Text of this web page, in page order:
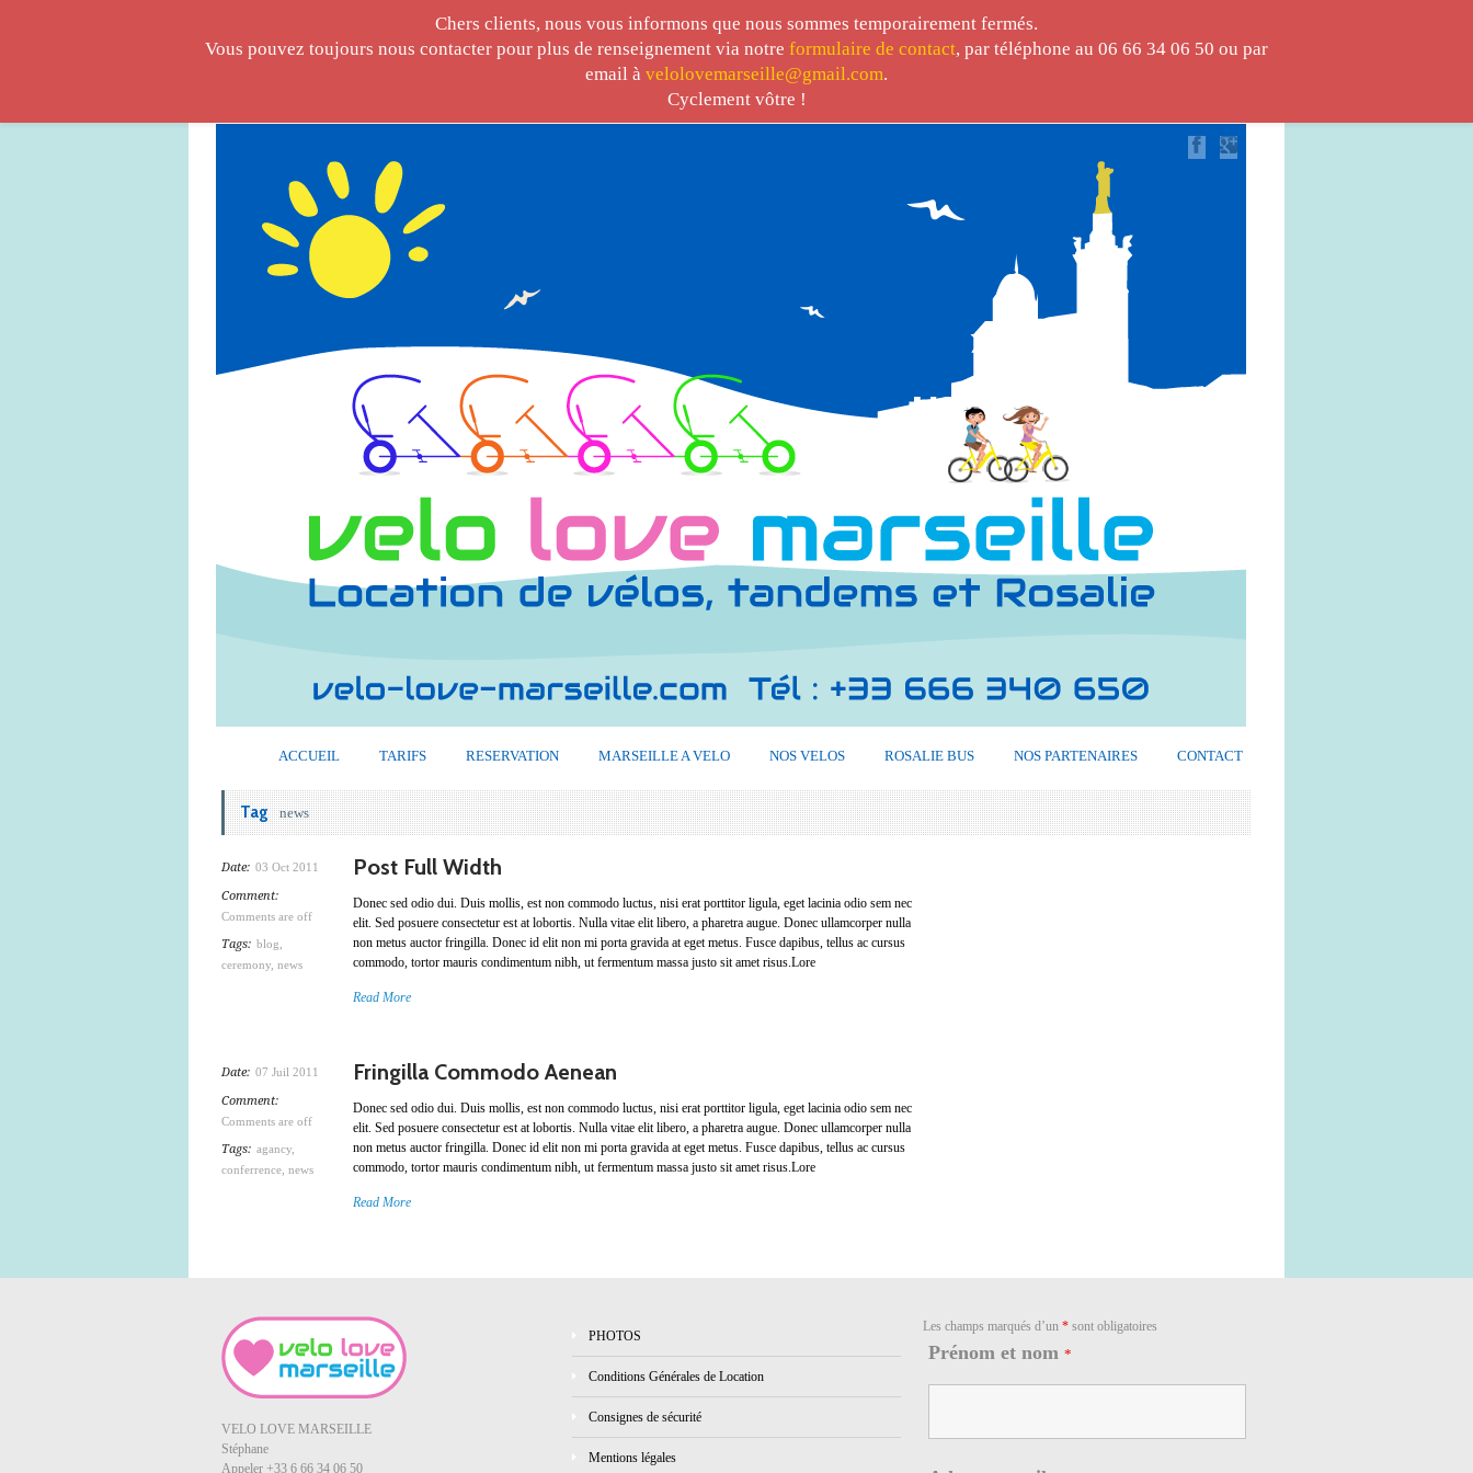
ACCUEIL TARIFS RESERVATION MARSEILLE A VELO NOS VELOS ROSALIE BUS NOS PARTENAIRES CONTACT
Tag news
Date: 03 Oct 2011
Comment:
Comments are off
Tags: blog
ceremony news
Post Full Width
Donec sed odio dui. Duis mollis, est non commodo luctus, nisi erat porttitor ligula, eget lacinia odio sem nec
elit. Sed posuere consectetur est at lobortis. Nulla vitae elit libero, a pharetra augue. Donec ullamcorper nulla
non metus auctor fringilla. Donec id elit non mi porta gravida at eget metus. Fusce dapibus, tellus ac cursus
commodo, tortor mauris condimentum nibh, ut fermentum massa justo sit amet risus.Lore
Read More
Date: 07 Juil 2011
Comment:
Comments are off
Tags: agancy
conferrence news
Fringilla Commodo Aenean
Donec sed odio dui. Duis mollis, est non commodo luctus, nisi erat porttitor ligula, eget lacinia odio sem nec
elit. Sed posuere consectetur est at lobortis. Nulla vitae elit libero, a pharetra augue. Donec ullamcorper nulla
non metus auctor fringilla. Donec id elit non mi porta gravida at eget metus. Fusce dapibus, tellus ac cursus
commodo, tortor mauris condimentum nibh, ut fermentum massa justo sit amet risus.Lore
Read More
VELO LOVE MARSEILLE
Stéphane
Appeler +33 6 66 34 06 50
PHOTOS
Conditions Générales de Location
Consignes de sécurité
Mentions légales
Les champs marqués d’un * sont obligatoires
Prénom et nom *
Chers clients, nous vous informons que nous sommes temporairement fermés.
Vous pouvez toujours nous contacter pour plus de renseignement via notre formulaire de contact, par téléphone au 06 66 34 06 50 ou par
email à velolovemarseille@gmail.com.
Cyclement vôtre !